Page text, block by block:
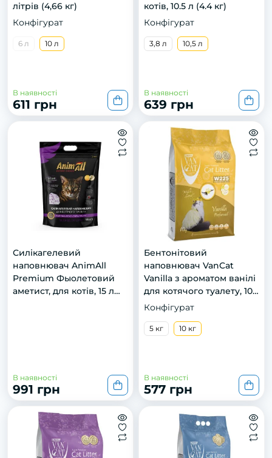
літрів (4,66 кг)
Конфігурат
6 л 10 л
В наявності
611 грн
котів, 10.5 л (4.4 кг)
Конфігурат
3,8 л 10,5 л
В наявності
639 грн
Силікагелевий
наповнювач AnimAll
Premium Фыолетовий
аметист, для котів, 15 л
В наявності
991 грн
Бентонітовий
наповнювач VanCat
Vanilla з ароматом ванілі
для котячого туалету, 10
кг
Конфігурат
5 кг 10 кг
В наявності
577 грн